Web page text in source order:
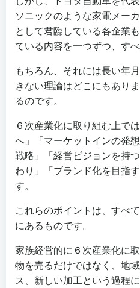
ソニックのような家電メー
として君臨している各企業
ている内容を一つずつ、す
もちろん、それには長い年
きない理論はどこにもあり
るのです。
６次産業化に取り組む上で
へ」「マーケットインの発
戦略」「経営ビジョンを持
わり」「ブランド化を目指
す。
これらのポイントは、すべ
にあるものです。
家族経営的に６次産業化に
物を売るだけではなく、地
ス、新しい加工という過程